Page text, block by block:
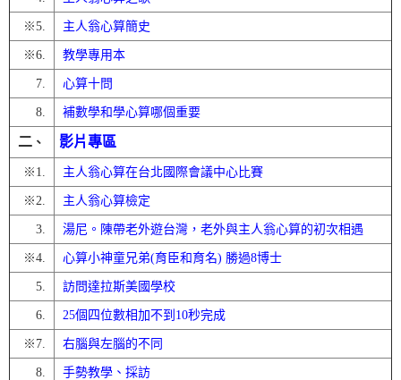
※5. 主人翁心算簡史
※6. 教學專用本
7. 心算十問
8. 補數學和學心算哪個重要
二 、 影片專區
※ 1. 主人翁心算在台北國際會議中心比賽
※2. 主人翁心算檢定
3. 湯尼。陳帶老外遊台灣，老外與主人翁心算的初次相遇
※4. 心算小神童兄弟(育臣和育名) 勝過8博士
5. 訪問達拉斯美國學校
6. 25個四位數相加不到10秒完成
※ 7. 右腦與左腦的不同
8. 手勢教學、採訪